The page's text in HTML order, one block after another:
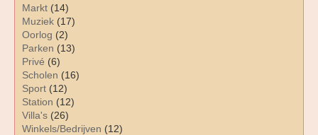
Markt (14)
Muziek (17)
Oorlog (2)
Parken (13)
Privé (6)
Scholen (16)
Sport (12)
Station (12)
Villa's (26)
Winkels/Bedrijven (12)